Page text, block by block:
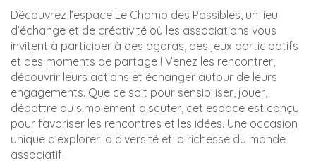
Découvrez l’espace Le Champ des Possibles, un lieu
d’échange et de créativité où les associations vous
invitent à participer à des agoras, des jeux participatifs
et des moments de partage ! Venez les rencontrer,
découvrir leurs actions et échanger autour de leurs
engagements. Que ce soit pour sensibiliser, jouer,
débattre ou simplement discuter, cet espace est conçu
pour favoriser les rencontres et les idées. Une occasion
unique d'explorer la diversité et la richesse du monde
associatif.